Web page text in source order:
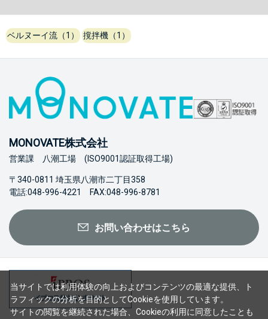
ベルヌーイ流（1） 撹拌機（1）
MONOVATE株式会社
営業課 八潮工場 (ISO9001認証取得工場)
〒340-0811 埼玉県八潮市二丁目358
電話:048-996-4221 FAX:048-996-8781
お問い合わせはこちら
当サイトでは利用体験の向上およびコンテンツの最適な提供、ト
ラフィックの分析を目的としてCookieを使用しています。
サイトの閲覧を継続された場合、Cookieの利用に同意したことも